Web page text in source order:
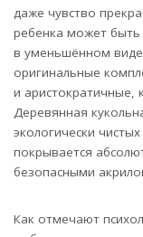
даже чувство
ребенка может быть
в уменьшённом виде
оригинальные
и аристократичные,
Деревянная
экологически
покрывается
безопасными
Как отмечают